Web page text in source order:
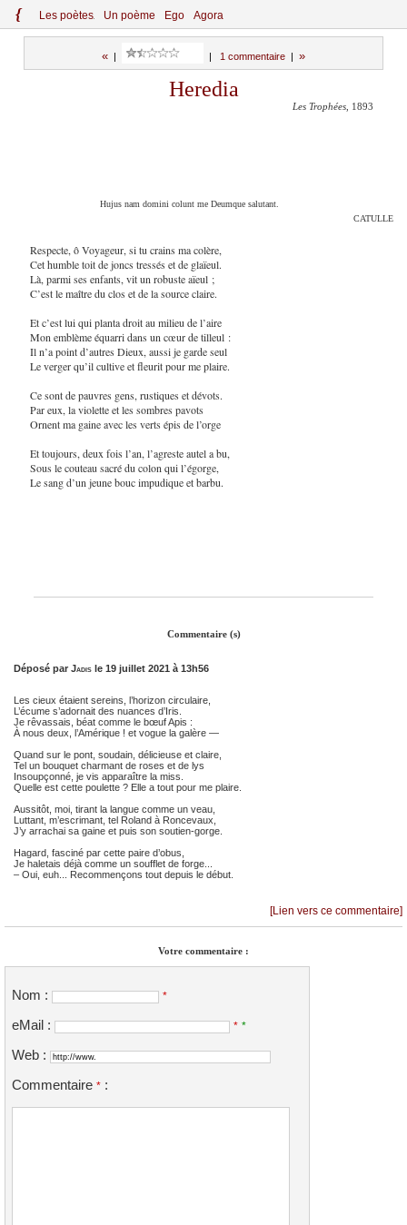
{ Les poètes Un poème Ego Agora
« 1 commentaire »
Heredia
Les Trophées , 1893
Hujus nam domini colunt me Deumque salutant.
CATULLE
Respecte, ô Voyageur, si tu crains ma colère,
Cet humble toit de joncs tressés et de glaïeul.
Là, parmi ses enfants, vit un robuste aïeul ;
C’est le maître du clos et de la source claire.
Et c’est lui qui planta droit au milieu de l’aire
Mon emblème équarri dans un cœur de tilleul :
Il n’a point d’autres Dieux, aussi je garde seul
Le verger qu’il cultive et fleurit pour me plaire.
Ce sont de pauvres gens, rustiques et dévots.
Par eux, la violette et les sombres pavots
Ornent ma gaine avec les verts épis de l’orge
Et toujours, deux fois l’an, l’agreste autel a bu,
Sous le couteau sacré du colon qui l’égorge,
Le sang d’un jeune bouc impudique et barbu.
Commentaire (s)
Déposé par Jadis le 19 juillet 2021 à 13h56
Les cieux étaient sereins, l’horizon circulaire,
L’écume s’adornait des nuances d’Iris.
Je rêvassais, béat comme le bœuf Apis :
À nous deux, l’Amérique ! et vogue la galère —
Quand sur le pont, soudain, délicieuse et claire,
Tel un bouquet charmant de roses et de lys
Insoupçonné, je vis apparaître la miss.
Quelle est cette poulette ? Elle a tout pour me plaire.
Aussitôt, moi, tirant la langue comme un veau,
Luttant, m’escrimant, tel Roland à Roncevaux,
J’y arrachai sa gaine et puis son soutien-gorge.
Hagard, fasciné par cette paire d’obus,
Je haletais déjà comme un soufflet de forge...
– Oui, euh... Recommençons tout depuis le début.
[Lien vers ce commentaire]
Votre commentaire :
Nom : *
eMail : * *
Web :
Commentaire * :